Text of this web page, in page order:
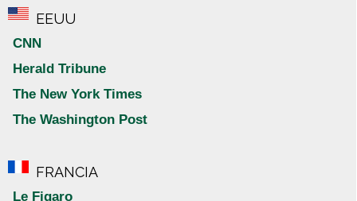
EEUU
CNN
Herald Tribune
The New York Times
The Washington Post
FRANCIA
Le Figaro